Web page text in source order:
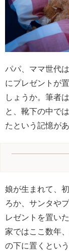
パパ、ママ世代
にプレゼントが
しょうか。筆者
と、靴下の中で
たという記憶があ
娘が生まれて、
ろか、サンタや
レゼントを置い
家ではここ数年
の下に置くとい